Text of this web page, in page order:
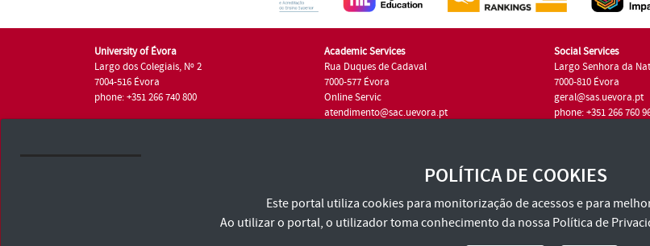
University of Évora
Largo dos Colegiais, Nº 2
7004-516 Évora
phone: +351 266 740 800
Academic Services
Rua Duques de Cadaval
7000-577 Évora
Online Servic
atendimento@sac.uevora.pt
Social Services
Largo Senhora da
7000-810 Évora
geral@sas.uevora.pt
phone: +351 266 760
Terms and Conditions and Privacy Policy
POLÍTICA DE COOKIES
Este portal utiliza cookies para monitorização de acessos e para
Ao utilizar o portal, o utilizador toma conhecimento da nossa Política de